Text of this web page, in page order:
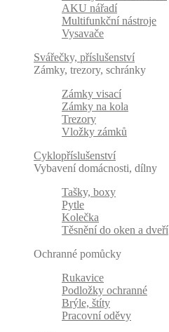
AKU nářadí
Multifunkční nástroje
Vysavače
Svářečky, příslušenství
Zámky, trezory, schránky
Zámky visací
Zámky na kola
Trezory
Vložky zámků
Cyklopříslušenství
Vybavení domácnosti, dílny
Tašky, boxy
Pytle
Kolečka
Těsnění do oken a dveří
Ochranné pomůcky
Rukavice
Podložky ochranné
Brýle, štíty
Pracovní oděvy